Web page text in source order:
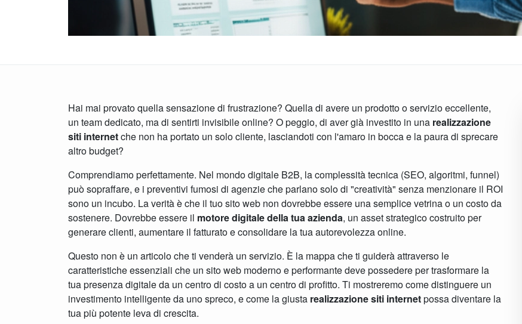
Hai mai provato quella sensazione di frustrazione? Quella di avere un prodotto o servizio eccellente,
un team dedicato, ma di sentirti invisibile online? O peggio, di aver già investito in una realizzazione
siti internetche non ha portato un solo cliente, lasciandoti con l'amaro in bocca e la paura di sprecare
altro budget?
Comprendiamo perfettamente. Nel mondo digitale B2B, la complessità tecnica (SEO, algoritmi, funnel)
può sopraffare, e i preventivi fumosi di agenzie che parlano solo di "creatività" senza menzionare il ROI
sono un incubo. La verità è che il tuo sito web non dovrebbe essere una semplice vetrina o un costo da
sostenere. Dovrebbe essere il motore digitale della tua azienda, un asset strategico costruito per
generare clienti, aumentare il fatturato e consolidare la tua autorevolezza online.
Questo non è un articolo che ti venderà un servizio. È la mappa che ti guiderà attraverso le
caratteristiche essenziali che un sito web moderno e performante deve possedere per trasformare la
tua presenza digitale da un centro di costo a un centro di profitto. Ti mostreremo come distinguere un
investimento intelligente da uno spreco, e come la giusta realizzazione siti internetpossa diventare la
tua più potente leva di crescita.